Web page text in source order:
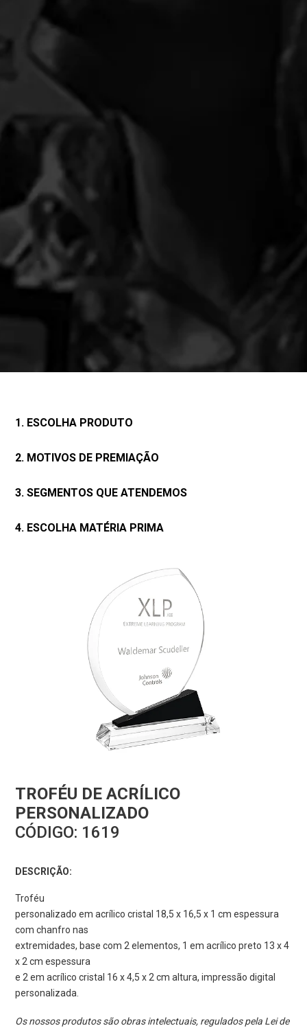
1. ESCOLHA PRODUTO
2. MOTIVOS DE PREMIAÇÃO
3. SEGMENTOS QUE ATENDEMOS
4. ESCOLHA MATÉRIA PRIMA
TROFÉU DE ACRÍLICO
PERSONALIZADO
CÓDIGO: 1619
DESCRIÇÃO:
Troféu
personalizado em acrílico cristal 18,5 x 16,5 x 1 cm espessura
com chanfro nas
extremidades, base com 2 elementos, 1 em acrílico preto 13 x 4
x 2 cm espessura
e 2 em acrílico cristal 16 x 4,5 x 2 cm altura, impressão digital
personalizada.
Os nossos produtos são obras intelectuais, regulados pela Lei de